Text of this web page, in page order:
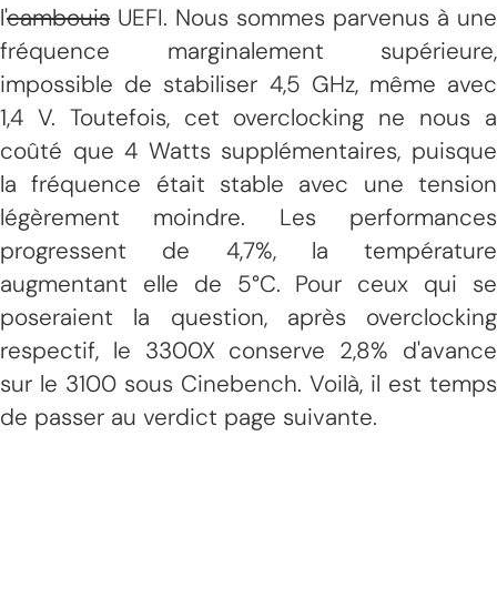
l'cambouis UEFI. Nous sommes parvenus à une
fréquence marginalement supérieure,
impossible de stabiliser 4,5 GHz, même avec
1,4 V. Toutefois, cet overclocking ne nous a
coûté que 4 Watts supplémentaires, puisque
la fréquence était stable avec une tension
légèrement moindre. Les performances
progressent de 4,7%, la température
augmentant elle de 5°C. Pour ceux qui se
poseraient la question, après overclocking
respectif, le 3300X conserve 2,8% d'avance
sur le 3100 sous Cinebench. Voilà, il est temps
de passer au verdict page suivante.